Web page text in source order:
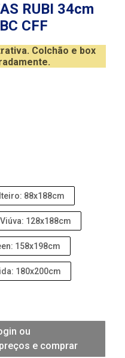
RUBI 34cm
CFF
Colchão e box
88x188cm
Viúva: 128x188cm
158x198cm
180x200cm
ou
e comprar